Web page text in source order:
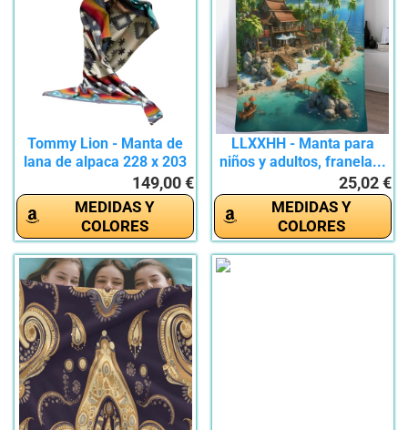
Tommy Lion - Manta de
lana de alpaca 228 x 203
149,00 €
MEDIDAS Y
COLORES
LLXXHH - Manta para
niños y adultos, franela...
25,02 €
MEDIDAS Y
COLORES